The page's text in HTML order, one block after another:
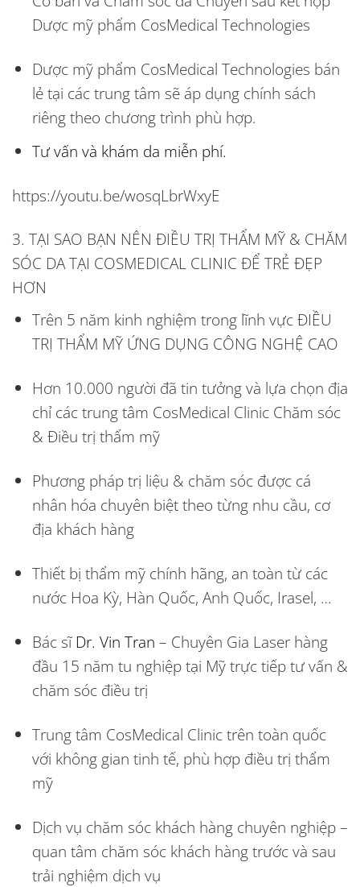
Dược mỹ phẩm CosMedical Technologies
Dược mỹ phẩm CosMedical Technologies bán
lẻ tại các trung tâm sẽ áp dụng chính sách
riêng theo chương trình phù hợp.
Tư vấn và khám da miễn phí.
https://youtu.be/wosqLbrWxyE
3. TẠI SAO BẠN NÊN ĐIỀU TRỊ THẨM MỸ & CHĂM
SÓC DA TẠI COSMEDICAL CLINIC ĐỂ TRẺ ĐẸP
HƠN
Trên 5 năm kinh nghiệm trong lĩnh vực ĐIỀU
TRỊ THẨM MỸ ỨNG DỤNG CÔNG NGHỆ CAO
Hơn 10.000 người đã tin tưởng và lựa chọn địa
chỉ các trung tâm CosMedical Clinic Chăm sóc
& Điều trị thẩm mỹ
Phương pháp trị liệu & chăm sóc được cá
nhân hóa chuyên biệt theo từng nhu cầu, cơ
địa khách hàng
Thiết bị thẩm mỹ chính hãng, an toàn từ các
nước Hoa Kỳ, Hàn Quốc, Anh Quốc, Irasel, …
Bác sĩDr. Vin Tran – Chuyên Gia Laser hàng
đầu 15 năm tu nghiệp tại Mỹ trực tiếp tư vấn &
chăm sóc điều trị
Trung tâm CosMedical Clinic trên toàn quốc
với không gian tinh tế, phù hợp điều trị thẩm
mỹ
Dịch vụ chăm sóc khách hàng chuyên nghiệp –
quan tâm chăm sóc khách hàng trước và sau
trải nghiệm dịch vụ